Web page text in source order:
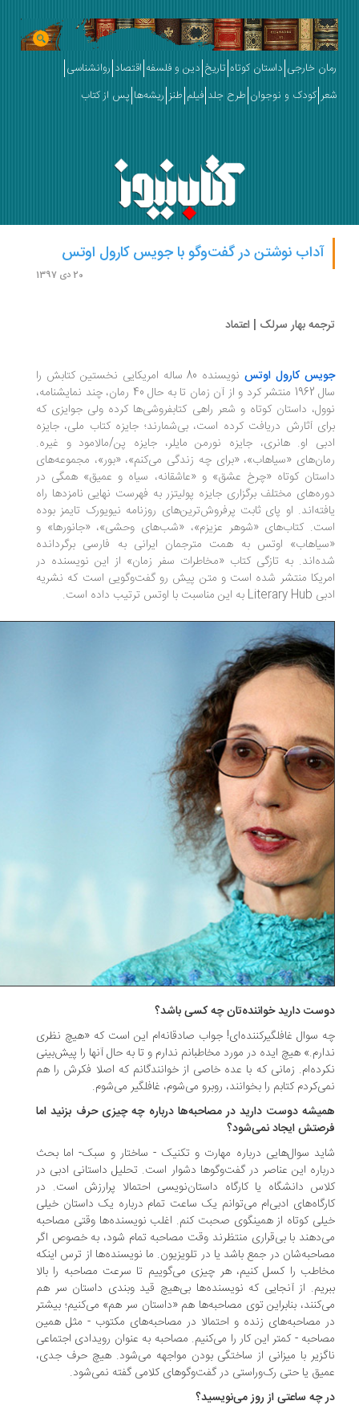
خارجی داستان کوتاه تاریخ دین و فلسفه اقتصاد روانشناسی
کودک و نوجوان طرح جلد فیلم طنز ریشه‌ها پس از کتاب
آداب نوشتن در گفت‌وگو با جویس کارول اوتس
بهار سرلک | اعتماد
کارول اوتس
نویسنده 80 ساله امریکایی نخستین کتابش را
سال 1962 منتشر کرد و از آن زمان تا به حال 40 رمان، چند نمایشنامه،
داستان کوتاه و شعر راهی کتابفروشی‌ها کرده ولی جوایزی که
آثارش دریافت کرده است، بی‌شمارند؛ جایزه کتاب ملی، جایزه
او. هانری، جایزه نورمن مایلر، جایزه پن/مالامود و غیره.
«سیاهاب»، «برای چه زندگی می‌کنم»، «بور»، مجموعه‌های
کوتاه «چرخ عشق» و «عاشقانه، سیاه و عمیق» همگی در
مختلف برگزاری جایزه پولیتزر به فهرست نهایی نامزدها راه
او پای ثابت پرفروش‌ترین‌های روزنامه نیویورک‌ تایمز بوده
کتاب‌های «شوهر عزیزم»، «شب‌های وحشی»، «جانورها» و
اوتس به همت مترجمان ایرانی به فارسی برگردانده
به تازگی کتاب «مخاطرات سفر زمان» از این نویسنده در
منتشر شده است و متن پیش رو گفت‌وگویی است که نشریه
دارید خواننده‌تان چه کسی باشد؟
سوال غافلگیرکننده‌ای! جواب صادقانه‌ام این است که «هیچ نظری
هیچ ایده‌ در مورد مخاطبانم ندارم و تا به حال آنها را پیش‌بینی
زمانی که با عده‌ خاصی از خوانندگانم که اصلا فکرش را هم
کتابم را بخوانند، روبرو می‌شوم، غافلگیر می‌شوم.
دوست دارید در مصاحبه‌ها درباره چه چیزی حرف بزنید اما
ایجاد نمی‌شود؟
سوال‌هایی درباره مهارت و تکنیک - ساختار و سبک- اما بحث
این عناصر در گفت‌وگوها دشوار است. تحلیل داستانی ادبی در
دانشگاه یا کارگاه داستان‌نویسی احتمالا پرارزش است. در
ادبی‌ام می‌توانم یک ساعت تمام درباره یک داستان خیلی
کوتاه از همینگوی صحبت کنم. اغلب نویسنده‌ها وقتی مصاحبه
با بی‌قراری منتظرند وقت مصاحبه تمام شود، به خصوص اگر
در جمع باشد یا در تلویزیون. ما نویسنده‌ها از ترس اینکه
را کسل کنیم، هر چیزی می‌گوییم تا سرعت مصاحبه را بالا
از آنجایی که نویسنده‌ها بی‌هیچ قید و‌بندی داستان سر هم
بنابراین توی مصاحبه‌ها هم «داستان سر هم» می‌کنیم؛ بیشتر
مصاحبه‌های زنده و احتمالا در مصاحبه‌های مکتوب - مثل همین
- کمتر این کار را می‌کنیم. مصاحبه به عنوان رویدادی اجتماعی
با میزانی از ساختگی بودن مواجهه می‌شود. هیچ حرف جدی،
یا حتی رک‌وراستی در گفت‌وگوهای کلامی گفته نمی‌شود.
چه ساعتی از روز می‌نویسید؟